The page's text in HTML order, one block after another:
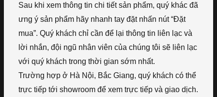
Sau khi xem thông tin chi tiết sản phẩm, quý khác đã
ưng ý sản phẩm hãy nhanh tay đặt nhấn nút “Đặt
mua”. Quý khách chỉ cần để lại thông tin liên lạc và
lời nhắn, đội ngũ nhân viên của chúng tôi sẽ liên lạc
với quý khách trong thời gian sớm nhất.
Trường hợp ở Hà Nội, Bắc Giang, quý khách có thể
trực tiếp tới showroom để xem trực tiếp và giao dịch.